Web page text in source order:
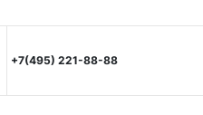
+7(495) 221-88-88